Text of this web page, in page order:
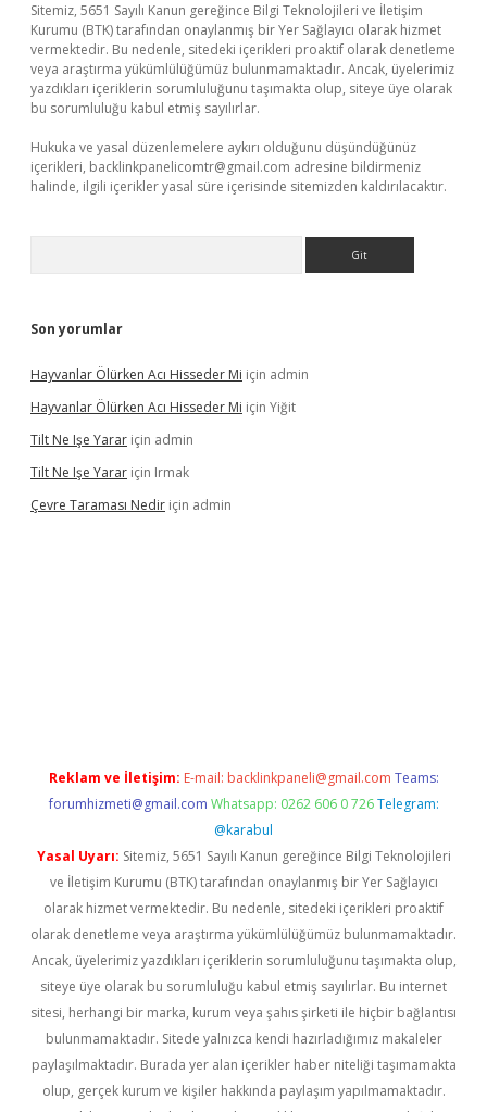
Sitemiz, 5651 Sayılı Kanun gereğince Bilgi Teknolojileri ve İletişim
Kurumu (BTK) tarafından onaylanmış bir Yer Sağlayıcı olarak hizmet
vermektedir. Bu nedenle, sitedeki içerikleri proaktif olarak denetleme
veya araştırma yükümlülüğümüz bulunmamaktadır. Ancak, üyelerimiz
yazdıkları içeriklerin sorumluluğunu taşımakta olup, siteye üye olarak
bu sorumluluğu kabul etmiş sayılırlar.
Hukuka ve yasal düzenlemelere aykırı olduğunu düşündüğünüz
içerikleri, backlinkpanelicomtr@gmail.com adresine bildirmeniz
halinde, ilgili içerikler yasal süre içerisinde sitemizden kaldırılacaktır.
Son yorumlar
Hayvanlar Ölürken Acı Hisseder Mi için admin
Hayvanlar Ölürken Acı Hisseder Mi için Yiğit
Tilt Ne Işe Yarar için admin
Tilt Ne Işe Yarar için Irmak
Çevre Taraması Nedir için admin
Reklam ve İletişim: E-mail: backlinkpaneli@gmail.com Teams:
forumhizmeti@gmail.com Whatsapp: 0262 606 0 726 Telegram:
@karabul
Yasal Uyarı: Sitemiz, 5651 Sayılı Kanun gereğince Bilgi Teknolojileri
ve İletişim Kurumu (BTK) tarafından onaylanmış bir Yer Sağlayıcı
olarak hizmet vermektedir. Bu nedenle, sitedeki içerikleri proaktif
olarak denetleme veya araştırma yükümlülüğümüz bulunmamaktadır.
Ancak, üyelerimiz yazdıkları içeriklerin sorumluluğunu taşımakta olup,
siteye üye olarak bu sorumluluğu kabul etmiş sayılırlar. Bu internet
sitesi, herhangi bir marka, kurum veya şahıs şirketi ile hiçbir bağlantısı
bulunmamaktadır. Sitede yalnızca kendi hazırladığımız makaleler
paylaşılmaktadır. Burada yer alan içerikler haber niteliği taşımamakta
olup, gerçek kurum ve kişiler hakkında paylaşım yapılmamaktadır.